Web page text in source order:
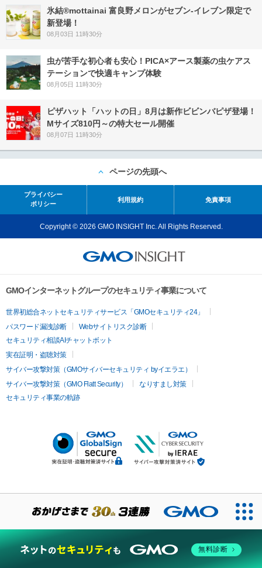
氷結®mottainai 富良野メロンがセブン‐イレブン限定で
新登場！
08月03日 11時30分
虫が苦手な初心者も安心！PICA×アース製薬の虫ケアス
テーションで快適キャンプ体験
08月05日 11時30分
ピザハット「ハットの日」8月は新作ビビンバピザ登場！
Mサイズ810円～の特大セール開催
08月07日 11時30分
ページの先頭へ
プライバシー
ポリシー
利用規約 免責事項
Copyright © 2026 GMO INSIGHT Inc. All Rights Reserved.
GMOインターネットグループのセキュリティ事業について
世界初総合ネットセキュリティサービス「GMOセキュリティ24」
パスワード漏洩診断
Webサイトリスク診断
セキュリティ相談AIチャットボット
実在証明・盗聴対策
サイバー攻撃対策（GMOサイバーセキュリティ byイエラエ）
サイバー攻撃対策（GMO Flatt Security）
なりすまし対策
セキュリティ事業の軌跡
無料診断